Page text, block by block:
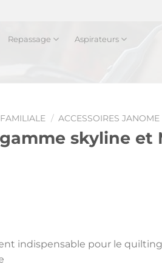
Repassage Aspirateurs
/ ACCESSOIRES JANOME
skyline et
indispensable pour le